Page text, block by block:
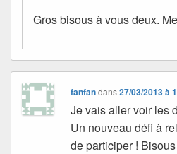
Gros bisous à vous deux.
fanfandans27/03/2013 à
Je vais aller voir les
Un nouveau défi à
de participer ! Bisous